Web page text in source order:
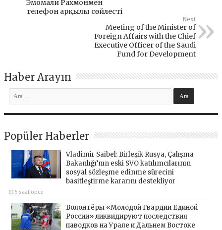
Эмомали Рахмонмен
телефон арқылы сөйлесті
Next
Meeting of the Minister of
Foreign Affairs with the Chief
Executive Officer of the Saudi
Fund for Development
Haber Arayın
Popüler Haberler
Vladimir Saibel: Birleşik Rusya, Çalışma
Bakanlığı’nın eski SVO katılımcılarının
sosyal sözleşme edinme sürecini
basitleştirme kararını destekliyor
5 saat önce
Волонтёры «Молодой Гвардии Единой
России» ликвидируют последствия
паводков на Урале и Дальнем Востоке